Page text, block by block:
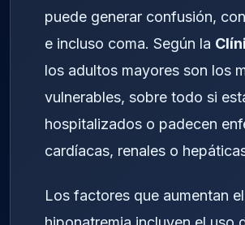
puede generar confusión,
e incluso coma. Según la
los adultos mayores son los
vulnerables, sobre todo si
hospitalizados o padecen
cardíacas, renales o
Los factores que aumentan